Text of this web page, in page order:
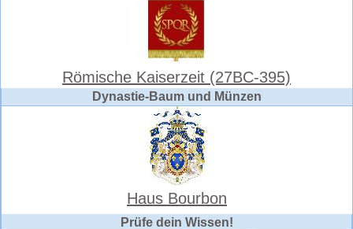
Römische Kaiserzeit (27BC-395)
Dynastie-Baum und Münzen
Haus Bourbon
Prüfe dein Wissen!